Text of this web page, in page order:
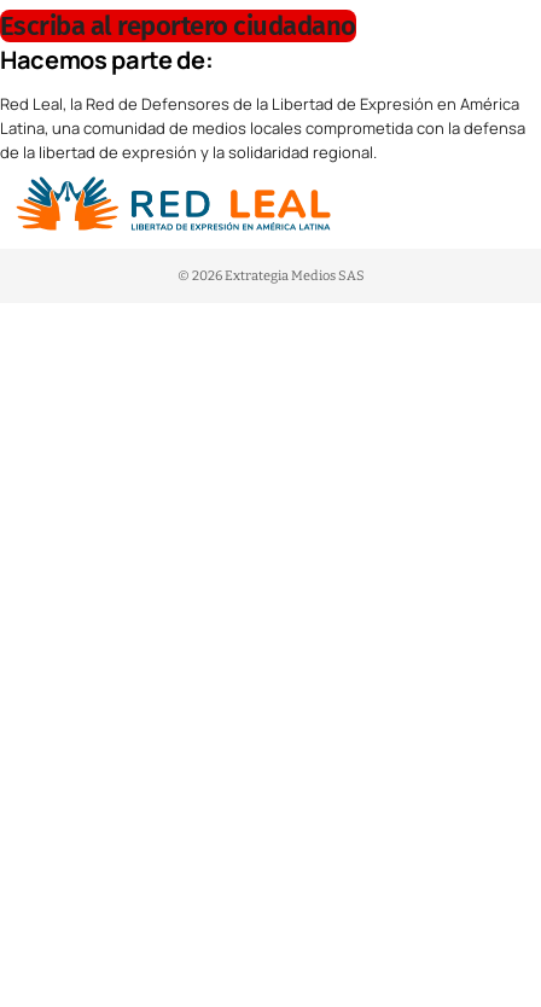
Escriba al reportero ciudadano
Hacemos parte de:
Red Leal, la Red de Defensores de la Libertad de Expresión en América
Latina, una comunidad de medios locales comprometida con la defensa
de la libertad de expresión y la solidaridad regional.
© 2026 Extrategia Medios SAS